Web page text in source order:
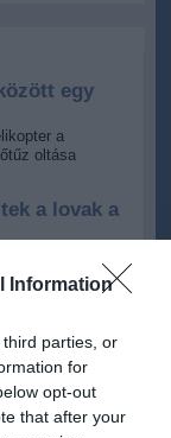
Information
parties, or
for
opt-out
that after your
egy
a
oltása
a lovak a
helyzet
tapasztalt
szükség, és a
tűzik.